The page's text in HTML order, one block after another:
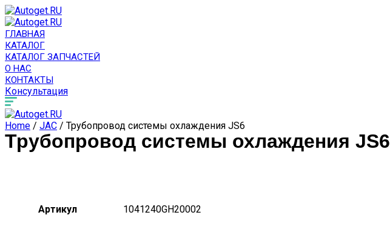
ГЛАВНАЯ
КАТАЛОГ
КАТАЛОГ ЗАПЧАСТЕЙ
О НАС
КОНТАКТЫ
Консультация
Home / JAC / Трубопровод системы охлаждения JS6
Трубопровод системы охлаждения JS6
Артикул 1041240GH20002